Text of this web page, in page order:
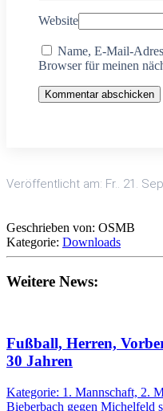
Website
Name, E-Mail-
Browser für meinen
Kommentar abschicken
Veröffentlicht am: Fr.. 21.
Geschrieben von: OSMB
Kategorie: Downloads
Weitere News:
Fußball, Herren,
30 Jahren
Kategorie: 1. Mannschaft, 2.
Bieberbach gegen Michelfeld